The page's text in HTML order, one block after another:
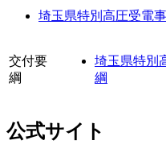
埼玉県特別高圧受電
交付要
綱
埼玉県特別
綱
公式サイト